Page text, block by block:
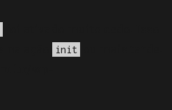
init